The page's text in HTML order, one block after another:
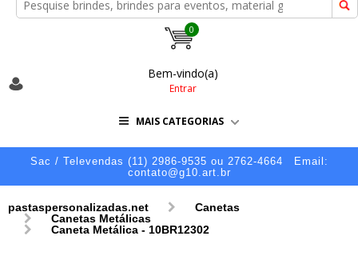
0
Bem-vindo(a)
Entrar
MAIS CATEGORIAS
Sac / Televendas (11) 2986-9535 ou 2762-4664
Email:
contato@g10.art.br
pastaspersonalizadas.net
Canetas
Canetas Metálicas
Caneta Metálica - 10BR12302